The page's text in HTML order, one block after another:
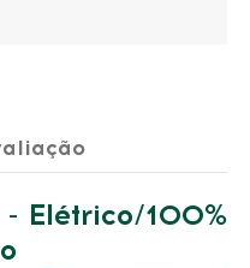
Elétrico/100%